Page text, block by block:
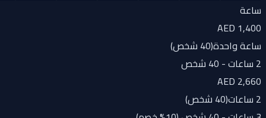
ساعة
AED 1,400
ساعة واحدة(40 شخص
)
2 ساعات - 40 شخص
AED 2,660
2 ساعات
(40 شخص
)